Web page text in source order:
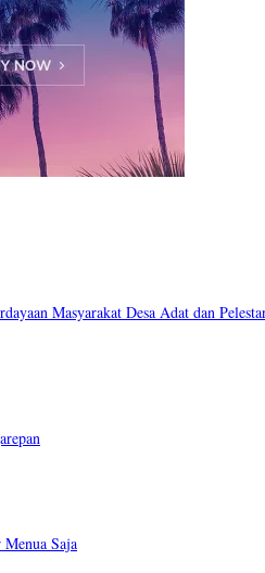
Masyarakat Desa Adat dan
Saja